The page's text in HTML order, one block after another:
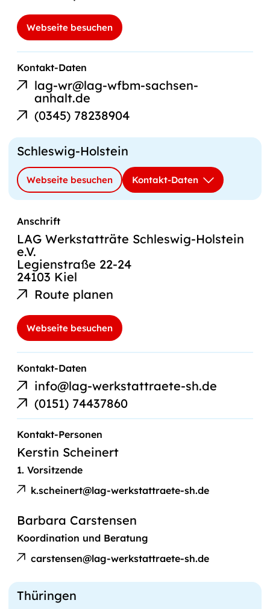
Webseite besuchen
Kontakt-Daten
lag-wr@lag-wfbm-sachsen-
anhalt.de
E-
Mail-
Link
(0345) 78238904
Telefonnummer
Schleswig-Holstein
Webseite besuchen Kontakt-Daten
Anschrift
LAG Werkstatträte Schleswig-Holstein
e.V.
Legienstraße 22-24
24103 Kiel
Route planen
Webseite besuchen
Kontakt-Daten
info@lag-werkstattraete-sh.de
E-
Mail-
Link
(0151) 74437860
Telefonnummer
Kontakt-Personen
Kerstin Scheinert
1. Vorsitzende
k.scheinert@lag-werkstattraete-sh.de
E-
Mail
an
Kerstin
Scheinert
Barbara Carstensen
Koordination und Beratung
carstensen@lag-werkstattraete-sh.de
E-
Mail
an
Barbara
Carstensen
Thüringen